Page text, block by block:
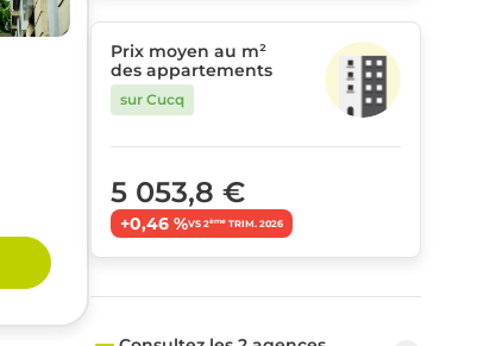
Prix moyen au m²
des appartements
sur Cucq
5 053,8 €
+0,46 %VS 2èmeTRIM. 2026